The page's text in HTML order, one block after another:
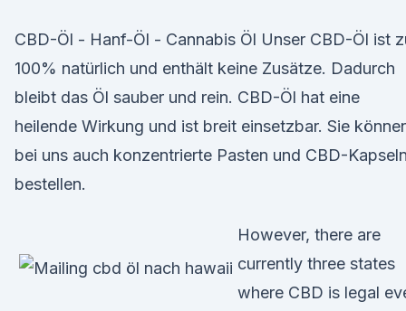
CBD-Öl - Hanf-Öl - Cannabis Öl Unser CBD-Öl ist
100% natürlich und enthält keine Zusätze. Dadurch
bleibt das Öl sauber und rein. CBD-Öl hat eine
heilende Wirkung und ist breit einsetzbar. Sie
bei uns auch konzentrierte Pasten und CBD-Kapseln
bestellen.
However, there are
currently three states
where CBD is legal